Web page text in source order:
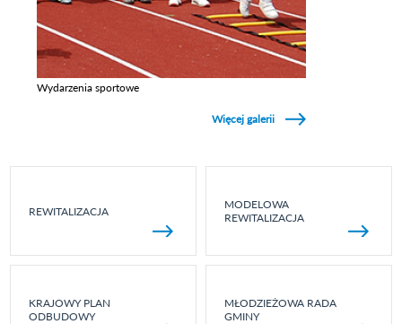
Wydarzenia sportowe
Więcej galerii
REWITALIZACJA
MODELOWA
REWITALIZACJA
KRAJOWY PLAN
ODBUDOWY
MŁODZIEŻOWA RADA
GMINY